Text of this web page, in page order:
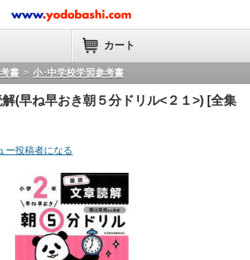
カート
書 > 小･中学校学習参考書
(早ね早おき朝５分ドリル<２１>) [全集
ー投稿者になる